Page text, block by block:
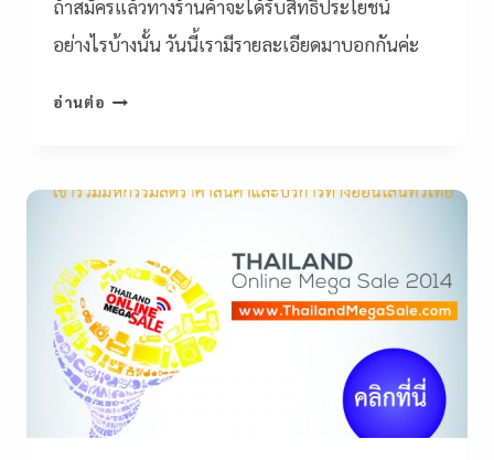
ถ้าสมัครแล้วทางร้านค้าจะได้รับสิทธิประโยชน์
อย่างไรบ้างนั้น วันนี้เรามีรายละเอียดมาบอกกันค่ะ
อ่านต่อ